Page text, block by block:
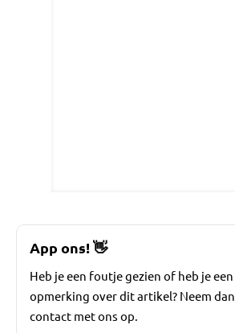
App ons!👋
Heb je een foutje gezien of heb je een
opmerking over dit artikel? Neem dan
contact met ons op.